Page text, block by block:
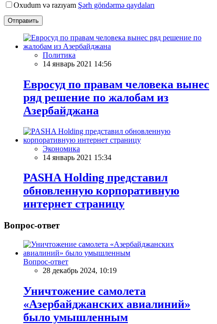
Oxudum və razıyam Şərh göndərmə qaydaları
Отправить
Политика
14 январь 2021 14:56
Евросуд по правам человека вынес
ряд решение по жалобам из
Азербайджана
Экономика
14 январь 2021 15:34
PASHA Holding представил
обновленную корпоративную
интернет страницу
Вопрос-ответ
Вопрос-ответ
28 декабрь 2024, 10:19
Уничтожение самолета
«Азербайджанских авиалиний»
было умышленным